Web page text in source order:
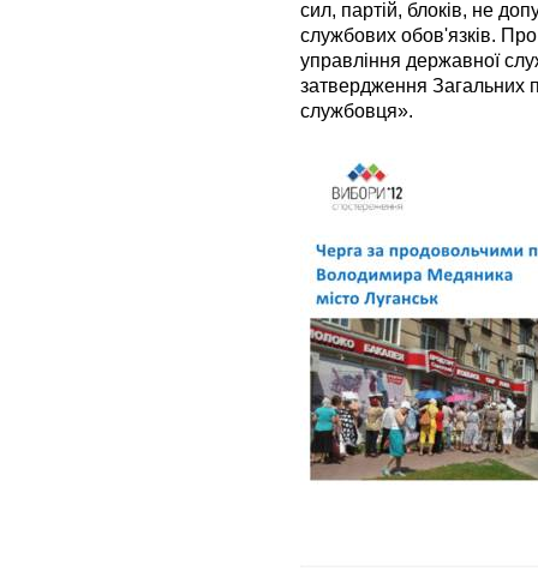
сил, партій, блоків, не
службових обов'язків.
управління державної
затвердження Загальних
службовця».